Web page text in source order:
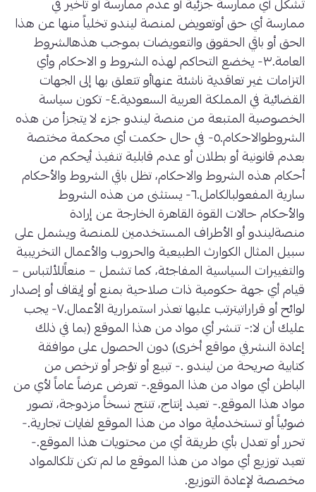
تُشكل أي ممارسة جزئية أو عدم ممارسة أو تأخير في
ممارسة أي حق أوتعويض لمنصة ليندو تخلياً منها عن هذا
الحق أو باقي الحقوق والتعويضات بموجب هذهالشروط
العامة.٣- يخضع التحاكم لهذه الشروط و الاحكام وأي
التزامات غير تعاقدية ناشئة عنهاأو تتعلق بها إلى الجهات
القضائية في المملكة العربية السعودية.٤- تكون سياسة
الخصوصية المتبعة من منصة ليندو جزء لا يتجزأ من هذه
الشروطوالاحكام.٥- في حال حكمت أي محكمة مختصة
بعدم قانونية أو بطلان أو عدم قابلية تنفيذ أيحكم من
أحكام هذه الشروط والاحكام، تظل باقي الشروط والأحكام
سارية المفعولبالكامل.٦- يستثنى من هذه الشروط
والأحكام حالات القوة القاهرة الخارجة عن إرادة
منصةليندو أو الأطراف المستخدمين للمنصة ويشمل على
سبيل المثال الكوارث الطبيعية والحروب والأعمال التخريبية
والتغييرات السياسية المفاجئة، كما تشمل – منعاًللألتباس –
قيام أي جهة حكومية ذات صلاحية بمنع أو إيقاف أو إصدار
لوائح أو قراراتيترتب عليها تعذر استمرارية الأعمال.٧- يجب
عليك أن لا:- تنشر أي مواد من هذا الموقع (بما في ذلك
إعادة النشرفي مواقع أخرى) دون الحصول على موافقة
كتابية صريحة من ليندو .- تبيع أو تؤجر أو ترخص من
الباطن أي مواد من هذا الموقع.- تعرض عرضاً عاماً لأي من
مواد هذا الموقع.- تعيد إنتاج، تنتج نسخاً مزدوجة، تصور
ضوئياً أو تستخدمأية مواد من هذا الموقع لغايات تجارية.-
تحرر أو تعدل بأي طريقة أي من محتويات هذا الموقع.-
تعيد توزيع أي مواد من هذا الموقع ما لم تكن تلكالمواد
مخصصة لإعادة التوزيع.